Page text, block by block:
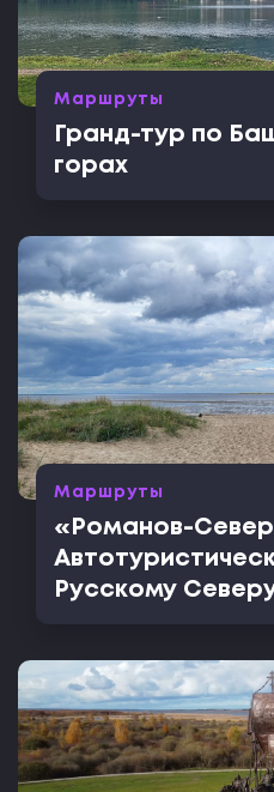
Маршруты
Гранд-тур по
горах
Маршруты
«Романов-
Русскому